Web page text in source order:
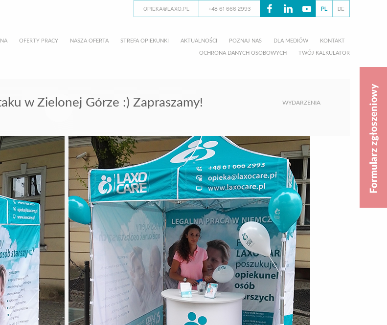
OPIEKA@LAXO.PL +48 61 666 2993 PL DE
OFERTY PRACY NASZA OFERTA STREFA OPIEKUNKI AKTUALNOŚCI POZNAJ NAS DLA MEDIÓW KONTAKT
OCHRONA DANYCH OSOBOWYCH TWÓJ KALKULATOR
w Zielonej Górze :) Zapraszamy! WYDARZENIA